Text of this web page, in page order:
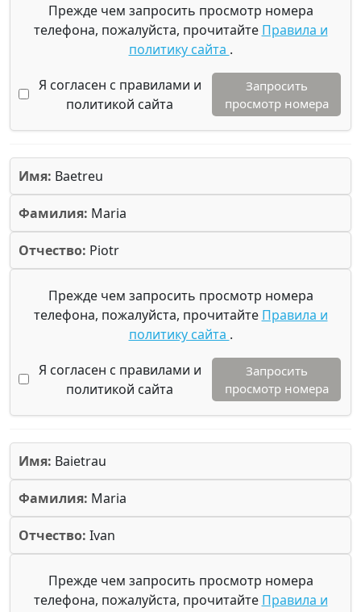
Прежде чем запросить просмотр номера
телефона, пожалуйста, прочитайте Правила и
политику сайта .
Я согласен с правилами и
политикой сайта
Запросить
просмотр номера
Имя: Baetreu
Фамилия: Maria
Отчество: Piotr
Прежде чем запросить просмотр номера
телефона, пожалуйста, прочитайте Правила и
политику сайта .
Я согласен с правилами и
политикой сайта
Запросить
просмотр номера
Имя: Baietrau
Фамилия: Maria
Отчество: Ivan
Прежде чем запросить просмотр номера
телефона, пожалуйста, прочитайте Правила и